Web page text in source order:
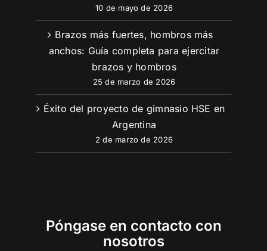
10 de mayo de 2026
Brazos más fuertes, hombros más
anchos: Guía completa para ejercitar
brazos y hombros
25 de marzo de 2026
Éxito del proyecto de gimnasio HSE en
Argentina
2 de marzo de 2026
Póngase en contacto con
nosotros